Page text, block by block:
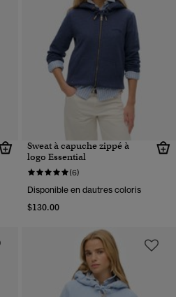
Sweat à capuche zippé à
logo Essential
(6)
Disponible en dautres coloris
$130.00